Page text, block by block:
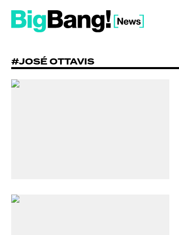
#JOSÉ OTTAVIS